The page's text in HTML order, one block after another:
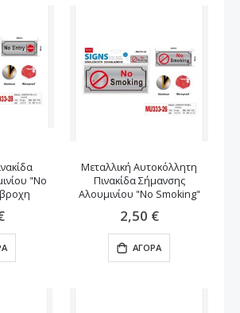
"No
Μεταλλική Αυτοκόλλητη
Πινακίδα Σήμανσης
Αλουμινίου "No Smoking"
2,50 €
ΑΓΟΡΆ